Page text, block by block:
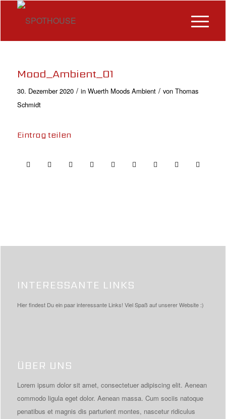
Mood_Ambient_01
30. Dezember 2020 / inWuerth Moods Ambient / vonThomas
Schmidt
Eintrag teilen
INTERESSANTE LINKS
Hier findest Du ein paar interessante Links! Viel Spaß auf unserer Website :)
ÜBER UNS
Lorem ipsum dolor sit amet, consectetuer adipiscing elit. Aenean
commodo ligula eget dolor. Aenean massa. Cum sociis natoque
penatibus et magnis dis parturient montes, nascetur ridiculus